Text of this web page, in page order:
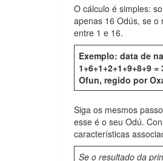
O cálculo é simples:
apenas 16 Odús, se
entre 1 e 16.
Exemplo: data de
1+6+1+2+1+9+8+9 =
Ofun, regido por
Siga os mesmos
esse é o seu Odú.
características
Se o resultado da